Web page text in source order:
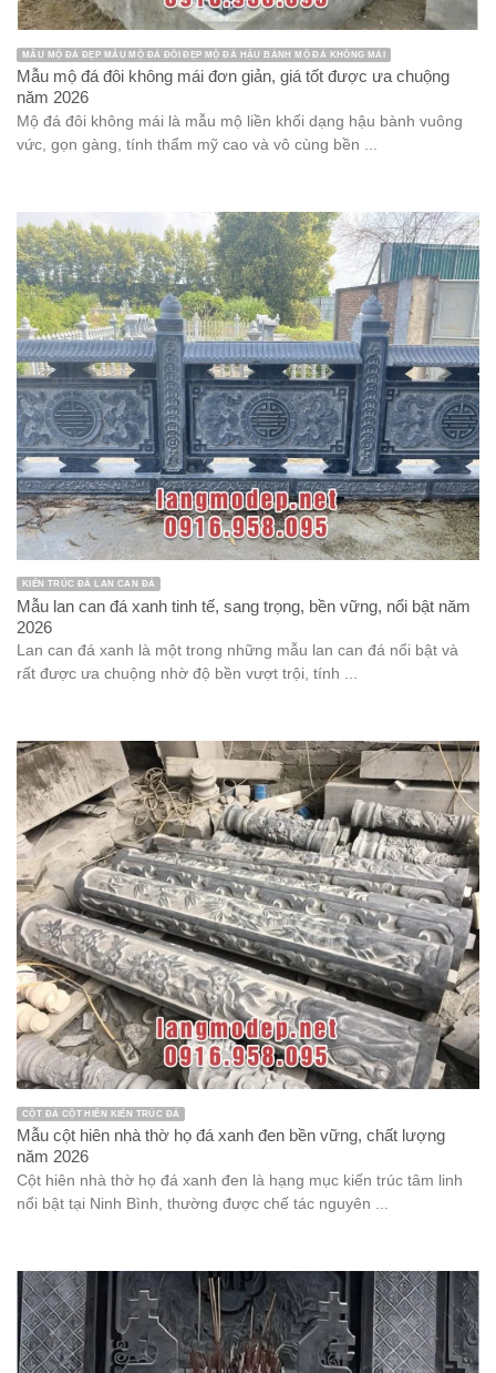
MẪU MỘ ĐÁ ĐẸP MẪU MỘ ĐÁ ĐÔI ĐẸP MỘ ĐÁ HẬU BÀNH MỘ ĐÁ KHÔNG MÁI
Mẫu mộ đá đôi không mái đơn giản, giá tốt được ưa chuộng
năm 2026
Mộ đá đôi không mái là mẫu mộ liền khối dạng hậu bành vuông
vức, gọn gàng, tính thẩm mỹ cao và vô cùng bền ...
KIẾN TRÚC ĐÁ LAN CAN ĐÁ
Mẫu lan can đá xanh tinh tế, sang trọng, bền vững, nổi bật năm
2026
Lan can đá xanh là một trong những mẫu lan can đá nổi bật và
rất được ưa chuộng nhờ độ bền vượt trội, tính ...
CỘT ĐÁ CỘT HIÊN KIẾN TRÚC ĐÁ
Mẫu cột hiên nhà thờ họ đá xanh đen bền vững, chất lượng
năm 2026
Cột hiên nhà thờ họ đá xanh đen là hạng mục kiến trúc tâm linh
nổi bật tại Ninh Bình, thường được chế tác nguyên ...